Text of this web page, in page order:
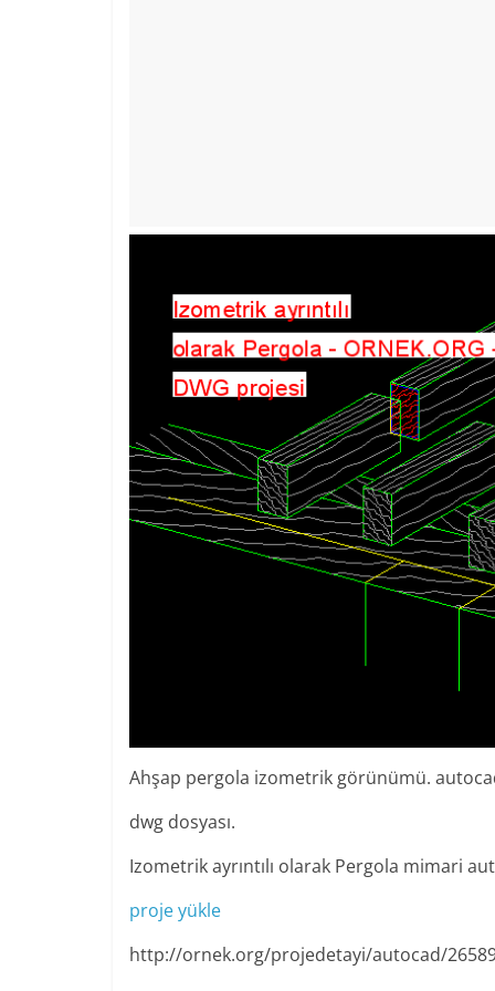
Ahşap pergola izometrik görünümü.
dwg dosyası.
Izometrik ayrıntılı olarak Pergola mimari
proje yükle
http://ornek.org/projedetayi/autocad/